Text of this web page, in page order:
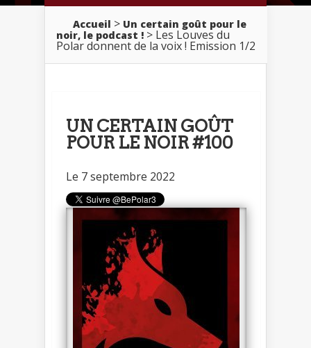
Accueil > Un certain goût pour le
noir, le podcast ! > Les Louves du
Polar donnent de la voix ! Emission 1/2
UN CERTAIN GOÛT
POUR LE NOIR #100
Le 7 septembre 2022